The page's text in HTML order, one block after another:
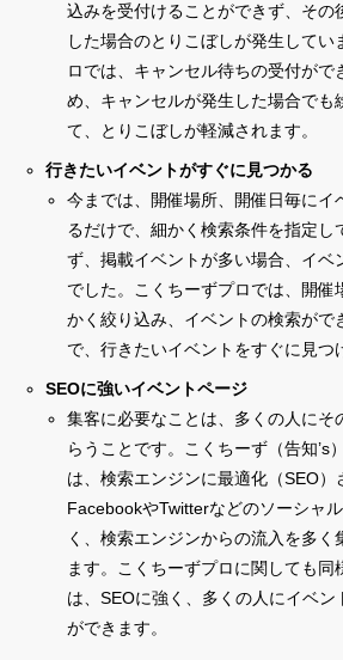
込みを受付けることができず、その
した場合のとりこぼしが発生して
ロでは、キャンセル待ちの受付がで
め、キャンセルが発生した場合でも
て、とりこぼしが軽減されます。
行きたいイベントがすぐに見つかる
今までは、開催場所、開催日毎にイ
るだけで、細かく検索条件を指定し
ず、掲載イベントが多い場合、イベ
でした。こくちーずプロでは、開催
かく絞り込み、イベントの検索がで
で、行きたいイベントをすぐに見つ
SEOに強いイベントページ
集客に必要なことは、多くの人にそ
らうことです。こくちーず（告知’s
は、検索エンジンに最適化（SEO）
FacebookやTwitterなどのソーシャ
く、検索エンジンからの流入を多く
ます。こくちーずプロに関しても同
は、SEOに強く、多くの人にイベン
ができます。